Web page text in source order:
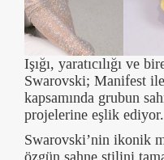
Işığı, yaratıcılığı ve
Swarovski; Manifest
kapsamında grubun
projelerine eşlik ediyor.
Swarovski’nin ikonik